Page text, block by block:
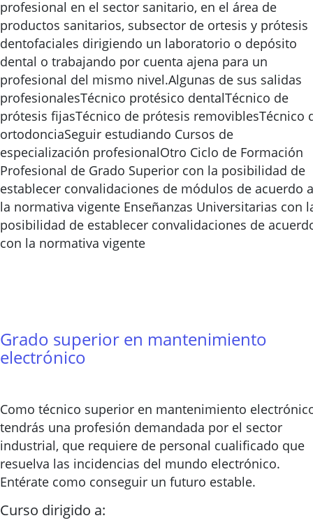
profesional en el sector sanitario, en el área de
productos sanitarios, subsector de ortesis y prótesis
dentofaciales dirigiendo un laboratorio o depósito
dental o trabajando por cuenta ajena para un
profesional del mismo nivel.Algunas de sus salidas
profesionalesTécnico protésico dentalTécnico de
prótesis fijasTécnico de prótesis removiblesTécnico
ortodonciaSeguir estudiando Cursos de
especialización profesionalOtro Ciclo de Formación
Profesional de Grado Superior con la posibilidad de
establecer convalidaciones de módulos de acuerdo a
la normativa vigente Enseñanzas Universitarias con
posibilidad de establecer convalidaciones de
con la normativa vigente
Grado superior en mantenimiento
electrónico
Como técnico superior en mantenimiento
tendrás una profesión demandada por el sector
industrial, que requiere de personal cualificado que
resuelva las incidencias del mundo electrónico.
Entérate como conseguir un futuro estable.
Curso dirigido a: